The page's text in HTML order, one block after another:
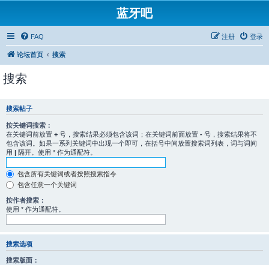
蓝牙吧
FAQ 登录
注册
论坛首页 搜索
搜索
搜索帖子
按关键词搜索：
在关键词前放置 + 号，搜索结果必须包含该词；在关键词前面放置 - 号，搜索结果将不
包含该词。如果一系列关键词中出现一个即可，在括号中间放置搜索词列表，词与词间
用 | 隔开。使用 * 作为通配符。
包含所有关键词或者按照搜索指令
包含任意一个关键词
按作者搜索：
使用 * 作为通配符。
搜索选项
搜索版面：